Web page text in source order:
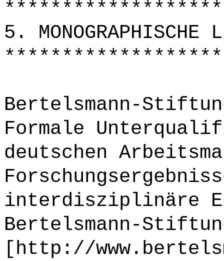
5. MONOGRAPHISCHE
Bertelsmann-
Formale
deutschen
interdisziplinäre
Bertelsmann-
[http://